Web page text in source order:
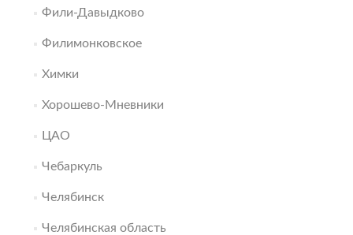
Фили-Давыдково
Филимонковское
Химки
Хорошево-Мневники
ЦАО
Чебаркуль
Челябинск
Челябинская область